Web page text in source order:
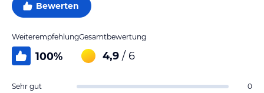
Bewerten
Weiterempfehlung
100%
Gesamtbewertung
4,9 / 6
Sehr gut
0